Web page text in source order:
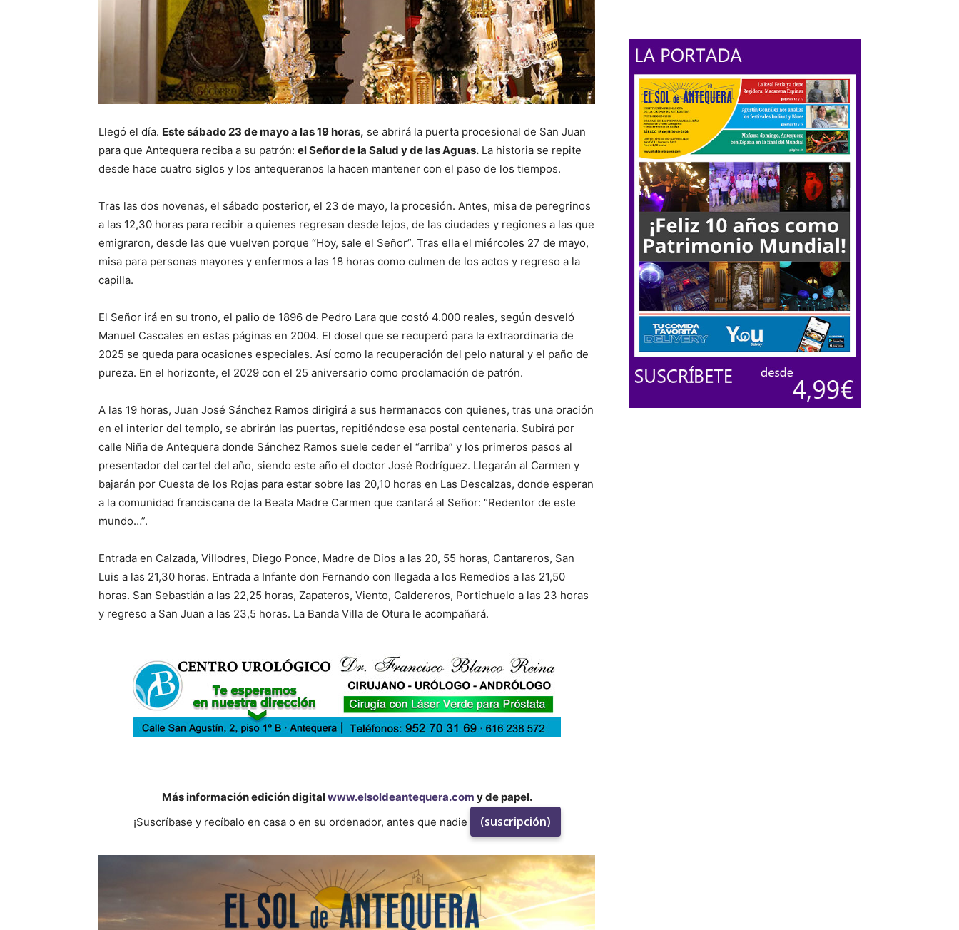
Llegó el día. Este sábado 23 de mayo a las 19 horas, se abrirá la puerta procesional de San Juan
para que Antequera reciba a su patrón: el Señor de la Salud y de las Aguas. La historia se repite
desde hace cuatro siglos y los antequeranos la hacen mantener con el paso de los tiempos.
Tras las dos novenas, el sábado posterior, el 23 de mayo, la procesión. Antes, misa de peregrinos
a las 12,30 horas para recibir a quienes regresan desde lejos, de las ciudades y regiones a las que
emigraron, desde las que vuelven porque “Hoy, sale el Señor”. Tras ella el miércoles 27 de mayo,
misa para personas mayores y enfermos a las 18 horas como culmen de los actos y regreso a la
capilla.
El Señor irá en su trono, el palio de 1896 de Pedro Lara que costó 4.000 reales, según desveló
Manuel Cascales en estas páginas en 2004. El dosel que se recuperó para la extraordinaria de
2025 se queda para ocasiones especiales. Así como la recuperación del pelo natural y el paño de
pureza. En el horizonte, el 2029 con el 25 aniversario como proclamación de patrón.
A las 19 horas, Juan José Sánchez Ramos dirigirá a sus hermanacos con quienes, tras una oración
en el interior del templo, se abrirán las puertas, repitiéndose esa postal centenaria. Subirá por
calle Niña de Antequera donde Sánchez Ramos suele ceder el “arriba” y los primeros pasos al
presentador del cartel del año, siendo este año el doctor José Rodríguez. Llegarán al Carmen y
bajarán por Cuesta de los Rojas para estar sobre las 20,10 horas en Las Descalzas, donde esperan
a la comunidad franciscana de la Beata Madre Carmen que cantará al Señor: “Redentor de este
mundo…”.
Entrada en Calzada, Villodres, Diego Ponce, Madre de Dios a las 20, 55 horas, Cantareros, San
Luis a las 21,30 horas. Entrada a Infante don Fernando con llegada a los Remedios a las 21,50
horas. San Sebastián a las 22,25 horas, Zapateros, Viento, Caldereros, Portichuelo a las 23 horas
y regreso a San Juan a las 23,5 horas. La Banda Villa de Otura le acompañará.
Más información edición digitalwww.elsoldeantequera.com y de papel.
¡Suscríbase y recíbalo en casa o en su ordenador, antes que nadie
(suscripción)